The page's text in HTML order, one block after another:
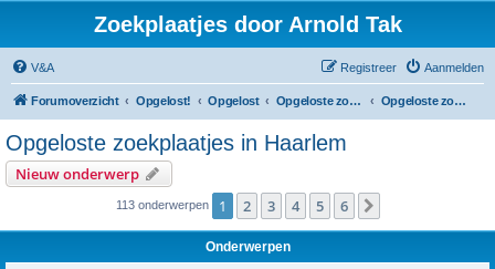
Zoekplaatjes door Arnold Tak
V&A Aanmelden
Registreer
Forumoverzicht Opgelost! Opgelost Opgeloste zoekplaatjes in Noord-Holland Opgeloste zoekplaatjes in Haarlem
Opgeloste zoekplaatjes in Haarlem
Nieuw onderwerp
113 onderwerpen 1 2 3 4 5 6
Onderwerpen